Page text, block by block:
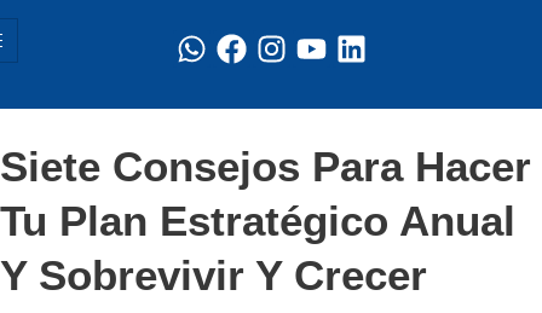
Siete Consejos Para Hacer
Tu Plan Estratégico Anual
Y Sobrevivir Y Crecer